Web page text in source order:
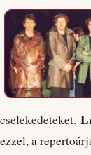
cselekedeteket.
ezzel, a